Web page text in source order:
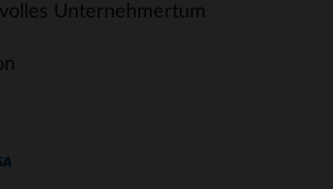
Unternehmertum